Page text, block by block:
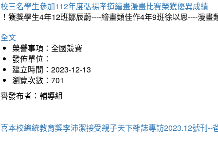
三名學生參加112年度弘揚孝道繪畫漫畫比賽榮獲優異成績
獲獎學生4年12班鄒辰蔚----繪畫類佳作4年9班徐以恩----漫
文
榮譽事項：全國競賽
發佈單位：
建立時間：2023-12-13
瀏覽次數：701
發布者：輔導組
本校總統教育獎李沛潔接受親子天下雜誌專訪2023.12號刊--